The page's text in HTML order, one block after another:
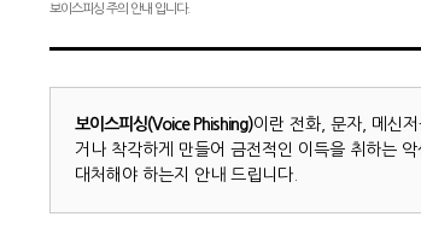
보이스피싱 주의 안내 입니다.
보이스피싱(Voice Phishing)이란 전화, 문자, 메신
거나 착각하게 만들어 금전적인 이득을 취하는
대처해야 하는지 안내 드립니다.